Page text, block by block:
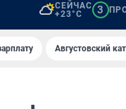
СЕЙЧАС
+23°C
3
Августовский